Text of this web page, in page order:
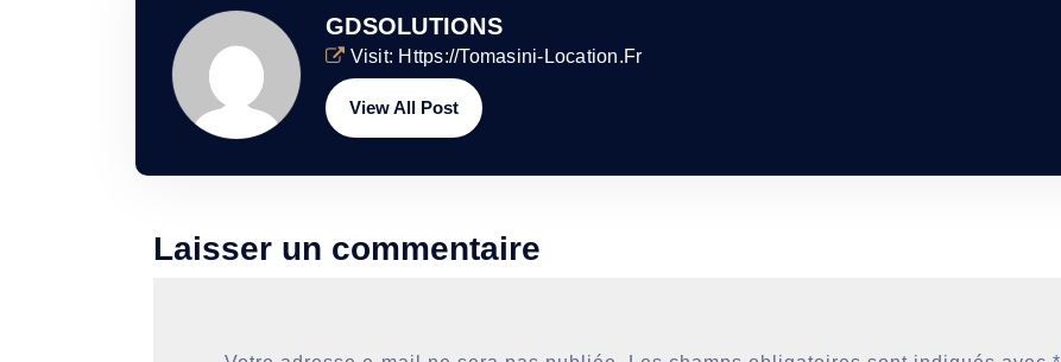
GDSOLUTIONS
Visit: Https://tomasini-Location.fr
View All Post
Laisser un commentaire